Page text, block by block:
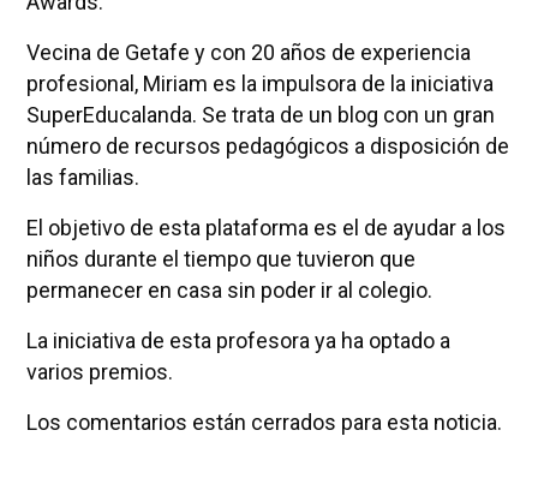
Vecina de Getafe y con 20 años de experiencia
profesional, Miriam es la impulsora de la iniciativa
SuperEducalanda. Se trata de un blog con un gran
número de recursos pedagógicos a disposición de
las familias.
El objetivo de esta plataforma es el de ayudar a los
niños durante el tiempo que tuvieron que
permanecer en casa sin poder ir al colegio.
La iniciativa de esta profesora ya ha optado a
varios premios.
Los comentarios están cerrados para esta noticia.